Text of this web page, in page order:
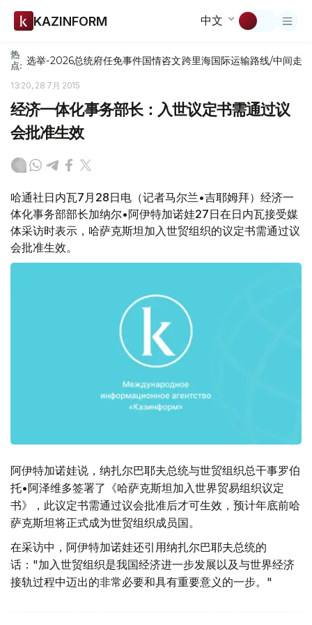
KAZINFORM 中文
热
点: 选举-2026总统府任免事件国情咨文跨里海国际运输路线/中间走廊
13:20, 28 7月 2015
经济一体化事务部长：入世议定书需通过议
会批准生效
哈通社日内瓦7月28日电（记者马尔兰•吉耶姆拜）经济一
体化事务部部长加纳尔•阿伊特加诺娃27日在日内瓦接受媒
体采访时表示，哈萨克斯坦加入世贸组织的议定书需通过议
会批准生效。
阿伊特加诺娃说，纳扎尔巴耶夫总统与世贸组织总干事罗伯
托•阿泽维多签署了《哈萨克斯坦加入世界贸易组织议定
书》，此议定书需通过议会批准后才可生效，预计年底前哈
萨克斯坦将正式成为世贸组织成员国。
在采访中，阿伊特加诺娃还引用纳扎尔巴耶夫总统的
话："加入世贸组织是我国经济进一步发展以及与世界经济
接轨过程中迈出的非常必要和具有重要意义的一步。"